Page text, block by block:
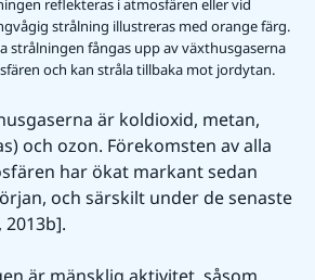
reflekteras i atmosfären eller vid
strålning illustreras med orange färg.
strålningen fångas upp av växthusgaserna
och kan stråla tillbaka mot jordytan.
är koldioxid, metan,
och ozon. Förekomsten av alla
har ökat markant sedan
och särskilt under de senaste
2013b].